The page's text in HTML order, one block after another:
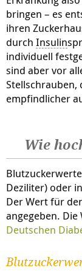
bringen – es
ihren
durch Insulin
individuell
sind aber vor
empfindlicher
Wie
Deziliter) oder
Der Wert für
angegeben.
Deutschen